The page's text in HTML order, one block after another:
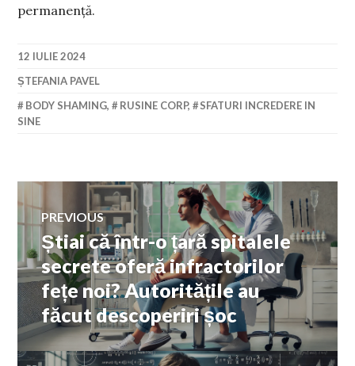
permanență.
12 IULIE 2024
ȘTEFANIA PAVEL
BODY SHAMING, RUSINE CORP,
SFATURI INCREDERE IN
SINE
Navigare
în
articole
PREVIOUS
Previous
post:
Știai că într-o țară spitalele
secrete oferă infractorilor
fețe noi? Autoritățile au
făcut descoperiri șoc